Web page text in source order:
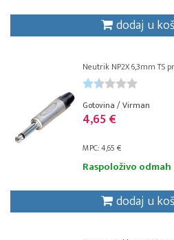
dodaj u
Neutrik NP2X 6,3mm TS
Gotovina / Virman
4,65 €
MPC: 4,65 €
Raspoloživo odmah
dodaj u